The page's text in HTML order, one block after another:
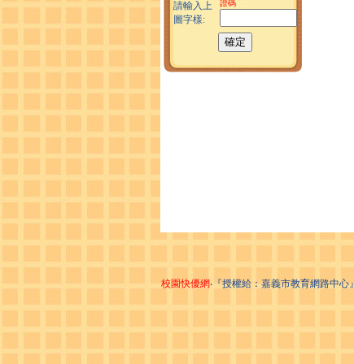
請輸入上
圖字樣:
證碼
校園快優網‧『授權給：嘉義市教育網路中心』